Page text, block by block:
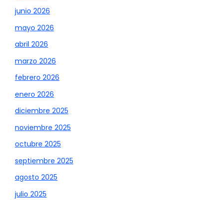
junio 2026
mayo 2026
abril 2026
marzo 2026
febrero 2026
enero 2026
diciembre 2025
noviembre 2025
octubre 2025
septiembre 2025
agosto 2025
julio 2025